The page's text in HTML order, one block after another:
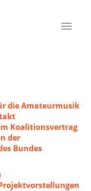
Toggle
die Amateurmusik
Koalitionsvertrag
der
Bundes